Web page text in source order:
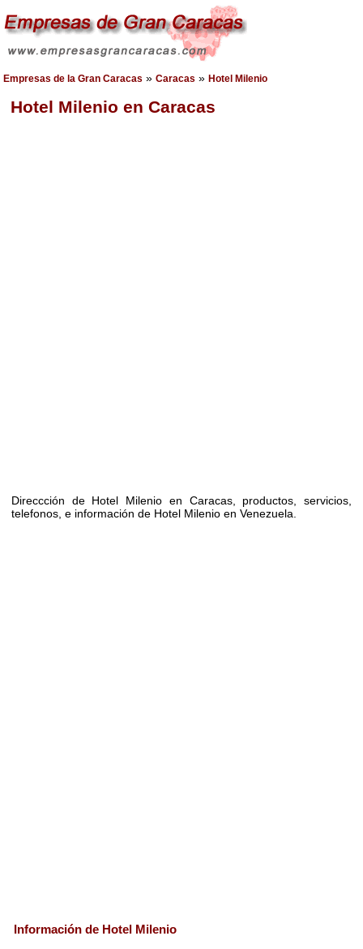
Empresas de la Gran Caracas » Caracas » Hotel Milenio
Hotel Milenio en Caracas
Direccción de Hotel Milenio en Caracas, productos, servicios,
telefonos, e información de Hotel Milenio en Venezuela.
Información de Hotel Milenio